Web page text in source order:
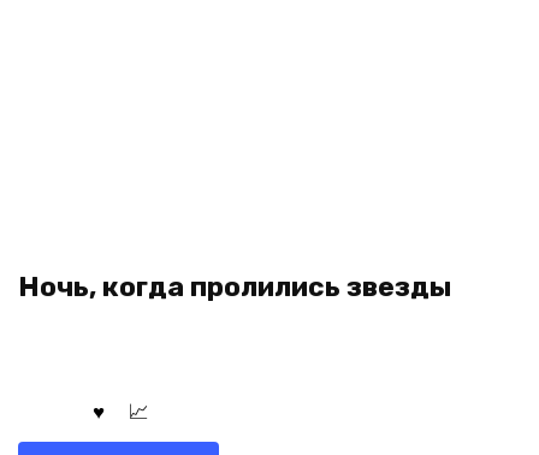
Ночь, когда пролились звезды